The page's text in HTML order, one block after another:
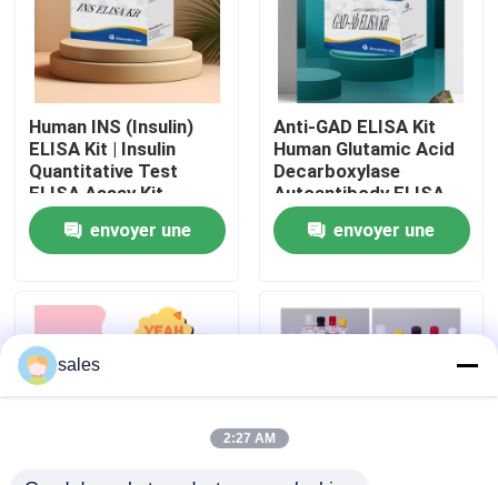
Visite de l'usine
Contrôle qualité
Contactez-nous
Cas
VR Show
Human INS (Insulin)
ELISA Kit | Insulin
Quantitative Test
ELISA Assay Kit,
Sandwich ELISA For
Serum Plasma 96
Tests Laboratory
envoyer une
Anti-GAD ELISA Kit
Human Glutamic Acid
Decarboxylase
Autoantibody ELISA
KiT GAD-Ab / GAD65
Autoantibody Enzyme
Linked
Test Kit
envoyer une
sales
2:27 AM